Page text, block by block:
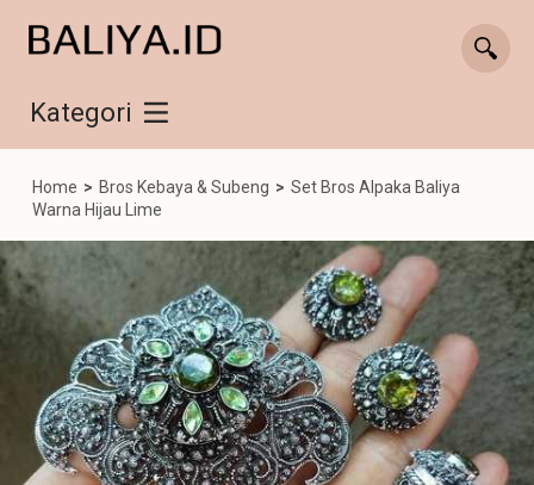
Kategori
Home > Bros Kebaya & Subeng > Set Bros Alpaka Baliya
Warna Hijau Lime